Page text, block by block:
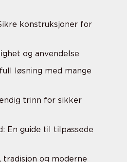
konstruksjoner for
og anvendelse
løsning med mange
trinn for sikker
En guide til tilpassede
tradisjon og moderne